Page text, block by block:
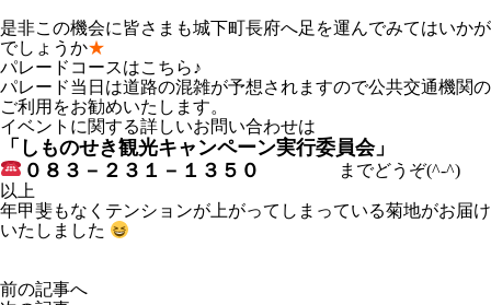
是非この機会に皆さまも城下町長府へ足を運んでみてはいかが
でしょうか★
パレードコースはこちら♪
パレード当日は道路の混雑が予想されますので公共交通機関の
ご利用をお勧めいたします。
イベントに関する詳しいお問い合わせは
「しものせき観光キャンペーン実行委員会」
０８３－２３１－１３５０
までどうぞ(^-^)
以上
年甲斐もなくテンションが上がってしまっている菊地がお届け
いたしました
前の記事へ